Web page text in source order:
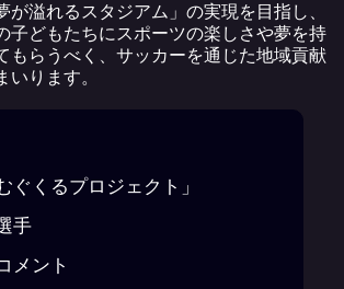
が溢れるスタジアム」の実現を目指し、
子どもたちにスポーツの楽しさや夢を持
もらうべく、サッカーを通じた地域貢献
ります。
ぐくるプロジェクト」
手
メント